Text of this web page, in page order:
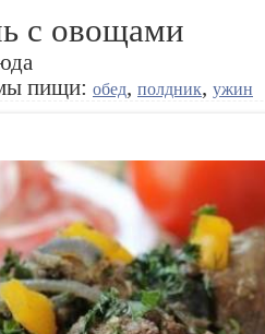
с овощами
пищи: обед, полдник, ужин